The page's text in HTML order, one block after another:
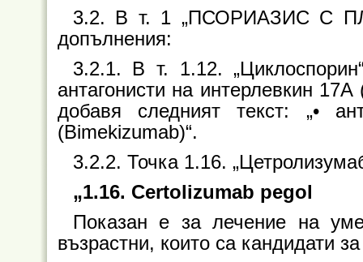
3.2. В т. 1 „ПСОРИАЗИС С
допълнения:
3.2.1. В т. 1.12.
антагонисти на интерлевкин
добавя следният текст: „•
(Bimekizumab)“.
3.2.2. Точка 1.16.
„1.16. Certolizumab pegol
Показан е за лечение на
възрастни, които са кандидати